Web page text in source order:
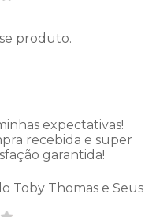
produto.
expectativas!
recebida e super
garantida!
Toby Thomas e Seus